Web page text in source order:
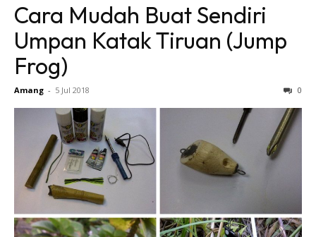
Cara Mudah Buat Sendiri
Umpan Katak Tiruan (Jump
Frog)
Amang - 5 Jul 2018 0